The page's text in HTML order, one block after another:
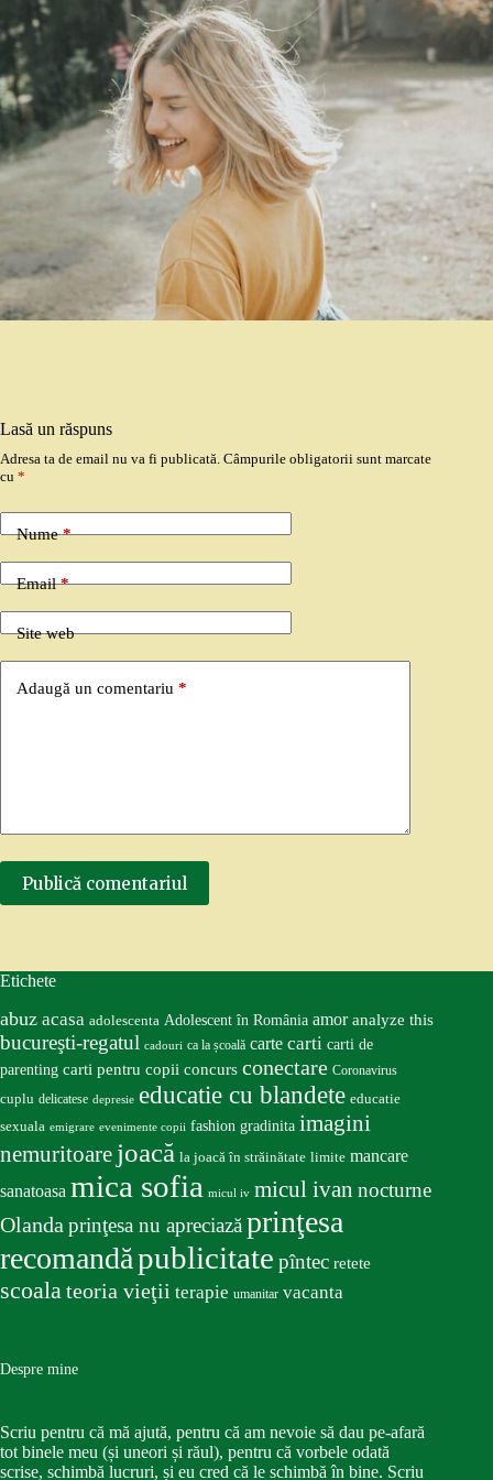
Lasă un răspuns
Adresa ta de email nu va fi publicată. Câmpurile obligatorii sunt marcate
cu *
Nume*
Email*
Site web
Adaugă un comentariu *
Publică comentariul
Etichete
abuz acasa adolescenta Adolescent în România amor analyze this
bucureşti-regatul cadouri ca la școală carte carti carti de
parenting carti pentru copii concurs conectare Coronavirus
cuplu delicatese depresie educatie cu blandete educatie
sexuala emigrare evenimente copii fashion gradinita imagini
nemuritoare joacă la joacă în străinătate limite mancare
sanatoasa mica sofia micul iv micul ivan nocturne
Olandaprinţesa nu apreciazăprinţesa
recomandăpublicitate pîntec retete
scoalateoria vieţii terapie umanitar vacanta
Despre mine
Scriu pentru că mă ajută, pentru că am nevoie să dau pe-afară
tot binele meu (și uneori și răul), pentru că vorbele odată
scrise, schimbă lucruri, și eu cred că le schimbă în bine. Scriu